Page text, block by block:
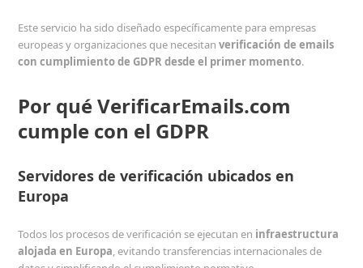
Este servicio ha sido diseñado específicamente para empresas
europeas y organizaciones que necesitanverificación de emails
con cumplimiento de GDPR desde el primer momento.
Por qué VerificarEmails.com
cumple con el GDPR
Servidores de verificación ubicados en
Europa
Todos los procesos de verificación se ejecutan en infraestructura
alojada en Europa, evitando transferencias internacionales de